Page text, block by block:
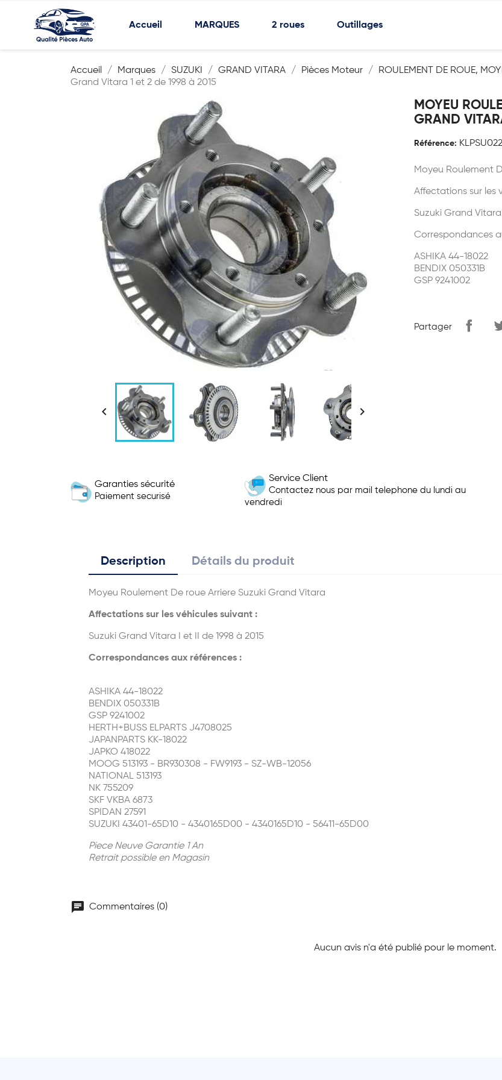
Accueil MARQUES 2 roues Outillages
Accueil Marques SUZUKI GRAND VITARA Pièces Moteur ROULEMENT DE ROUE,
Grand Vitara 1 et 2 de 1998 à 2015
 
MOYEU
GRAND
Référence: KLPSU022
Moyeu Roulement
Affectations sur les
Suzuki Grand Vitara
Correspondances
ASHIKA 44-18022
BENDIX 050331B
GSP 9241002
Partager
Garanties sécurité
Paiement securisé
Service Client
Contactez nous par mail telephone du lundi au
vendredi
Description Détails du produit
Moyeu Roulement De roue Arriere Suzuki Grand Vitara
Affectations sur les véhicules suivant :
Suzuki Grand Vitara I et II de 1998 à 2015
Correspondances aux références :
ASHIKA 44-18022
BENDIX 050331B
GSP 9241002
HERTH+BUSS ELPARTS J4708025
JAPANPARTS KK-18022
JAPKO 418022
MOOG 513193 - BR930308 - FW9193 - SZ-WB-12056
NATIONAL 513193
NK 755209
SKF VKBA 6873
SPIDAN 27591
SUZUKI 43401-65D10 - 4340165D00 - 4340165D10 - 56411-65D00
Piece Neuve Garantie 1 An
Retrait possible en Magasin
chat Commentaires (0)
Aucun avis n'a été publié pour le moment.